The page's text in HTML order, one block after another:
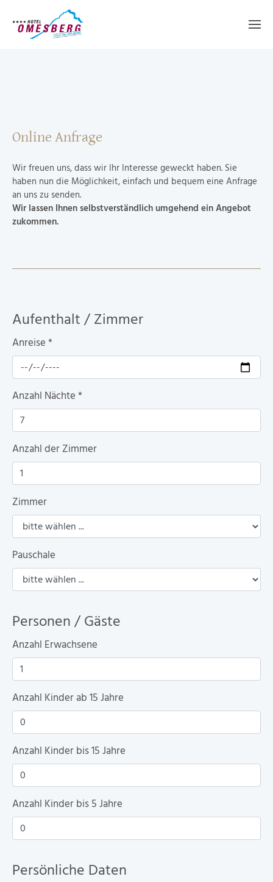
Online Anfrage
Wir freuen uns, dass wir Ihr Interesse geweckt haben. Sie
haben nun die Möglichkeit, einfach und bequem eine Anfrage
an uns zu senden.
Wir lassen Ihnen selbstverständlich umgehend ein Angebot
zukommen.
Aufenthalt / Zimmer
Anreise *
Anzahl Nächte *
Anzahl der Zimmer
Zimmer
Pauschale
Personen / Gäste
Anzahl Erwachsene
Anzahl Kinder ab 15 Jahre
Anzahl Kinder bis 15 Jahre
Anzahl Kinder bis 5 Jahre
Persönliche Daten